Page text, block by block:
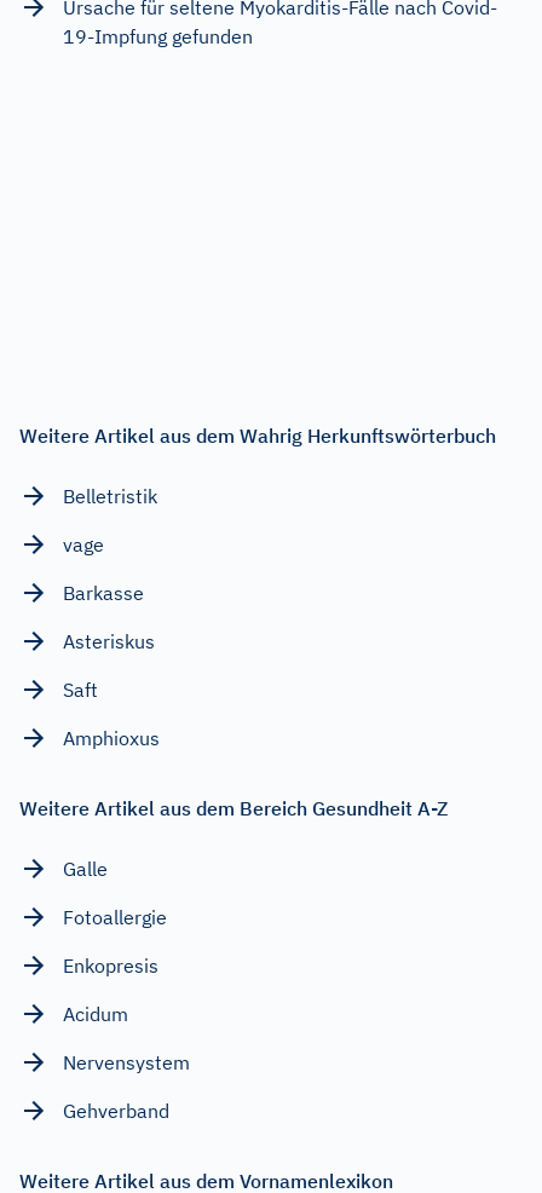
Ursache für seltene Myokarditis-Fälle nach Covid-
19-Impfung gefunden
Weitere Artikel aus dem Wahrig Herkunftswörterbuch
Belletristik
vage
Barkasse
Asteriskus
Saft
Amphioxus
Weitere Artikel aus dem Bereich Gesundheit A-Z
Galle
Fotoallergie
Enkopresis
Acidum
Nervensystem
Gehverband
Weitere Artikel aus dem Vornamenlexikon